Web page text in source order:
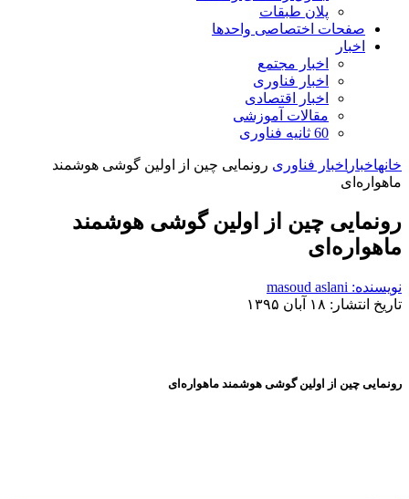
پلان طبقات
صفحات اختصاصی واحدها
اخبار
اخبار مجتمع
اخبار فناوری
اخبار اقتصادی
مقالات آموزشی
60 ثانیه فناوری
خانهاخبار اخبار فناوری رونمایی چین از اولین گوشی هوشمند
ماهواره‌ای
رونمایی چین از اولین گوشی هوشمند
ماهواره‌ای
نویسنده: masoud aslani
تاریخ انتشار: ۱۸ آبان ۱۳۹۵
رونمایی چین از اولین گوشی هوشمند ماهواره‌ای